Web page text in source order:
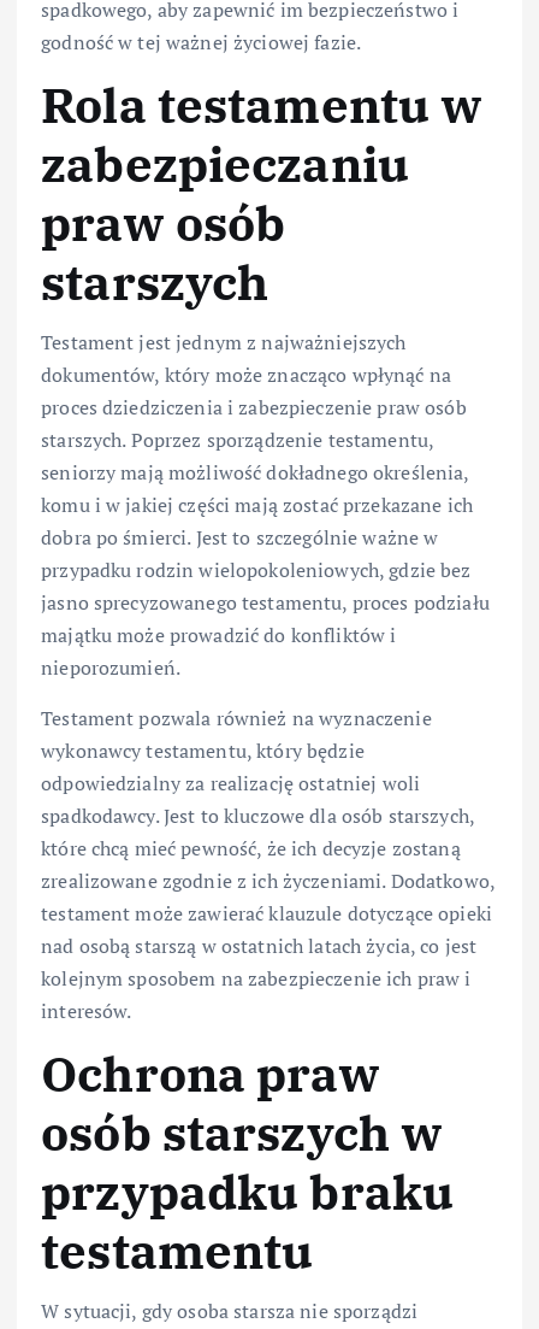
spadkowego, aby zapewnić im bezpieczeństwo i
godność w tej ważnej życiowej fazie.
Rola testamentu w
zabezpieczaniu
praw osób
starszych
Testament jest jednym z najważniejszych
dokumentów, który może znacząco wpłynąć na
proces dziedziczenia i zabezpieczenie praw osób
starszych. Poprzez sporządzenie testamentu,
seniorzy mają możliwość dokładnego określenia,
komu i w jakiej części mają zostać przekazane ich
dobra po śmierci. Jest to szczególnie ważne w
przypadku rodzin wielopokoleniowych, gdzie bez
jasno sprecyzowanego testamentu, proces podziału
majątku może prowadzić do konfliktów i
nieporozumień.
Testament pozwala również na wyznaczenie
wykonawcy testamentu, który będzie
odpowiedzialny za realizację ostatniej woli
spadkodawcy. Jest to kluczowe dla osób starszych,
które chcą mieć pewność, że ich decyzje zostaną
zrealizowane zgodnie z ich życzeniami. Dodatkowo,
testament może zawierać klauzule dotyczące opieki
nad osobą starszą w ostatnich latach życia, co jest
kolejnym sposobem na zabezpieczenie ich praw i
interesów.
Ochrona praw
osób starszych w
przypadku braku
testamentu
W sytuacji, gdy osoba starsza nie sporządzi